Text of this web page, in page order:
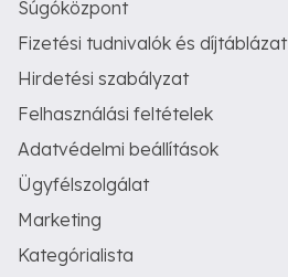
Súgóközpont
Fizetési tudnivalók és díjtáblázat
Hirdetési szabályzat
Felhasználási feltételek
Adatvédelmi beállítások
Ügyfélszolgálat
Marketing
Kategórialista